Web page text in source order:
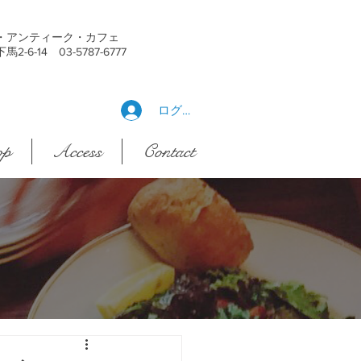
アンティーク・カフェ
馬2-6-14 03-5787-6777
ログイン
Access Contact